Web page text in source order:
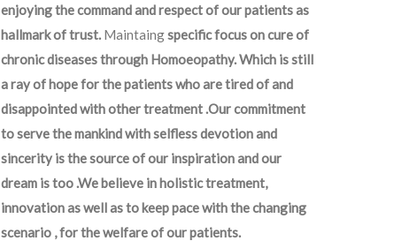
enjoying the command and respect of our patients as
hallmark of trust. Maintaingspecific focus on cure of
chronic diseases through Homoeopathy. Which is still
a ray of hope for the patients who are tired of and
disappointed with other treatment .Our commitment
to serve the mankind with selfless devotion and
sincerity is the source of our inspiration and our
dream is too .We believe in holistic treatment,
innovation as well as to keep pace with the changing
scenario , for the welfare of our patients.